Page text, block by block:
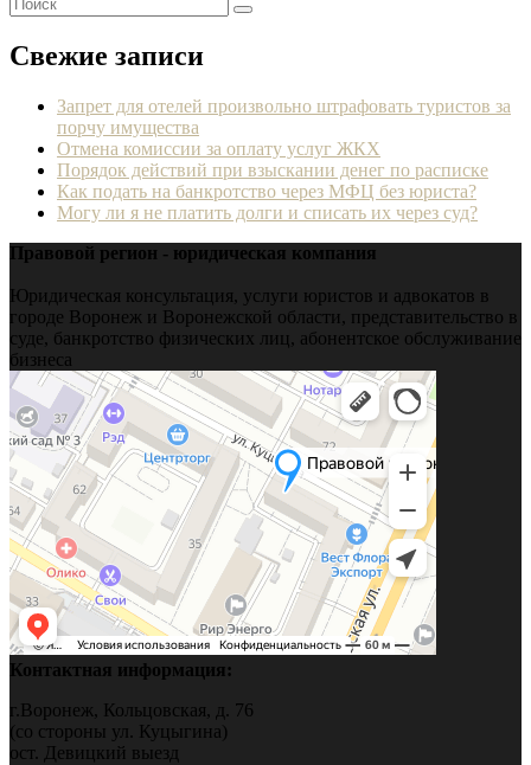
Свежие записи
Запрет для отелей произвольно штрафовать туристов за
порчу имущества
Отмена комиссии за оплату услуг ЖКХ
Порядок действий при взыскании денег по расписке
Как подать на банкротство через МФЦ без юриста?
Могу ли я не платить долги и списать их через суд?
Правовой регион - юридическая компания
Юридическая консультация, услуги юристов и адвокатов в
городе Воронеж и Воронежской области, представительство в
суде, банкротство физических лиц, абонентское обслуживание
бизнеса
Контактная информация:
г.Воронеж, Кольцовская, д. 76
(со стороны ул. Куцыгина)
ост. Девицкий выезд